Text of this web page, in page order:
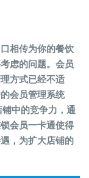
相传为你的餐饮
虑的问题。会员
方式已经不适
会员管理系统
铺中的竞争力，通
会员一卡通使得
，为扩大店铺的